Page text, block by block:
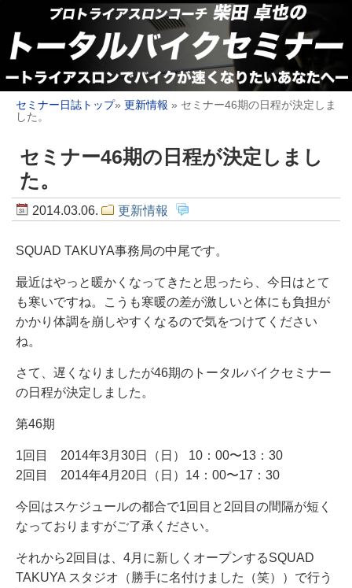
セミナー日誌トップ» 更新情報 » セミナー46期の日程が決定しま
した。
セミナー46期の日程が決定しまし
た。
2014.03.06. 更新情報
SQUAD TAKUYA事務局の中尾です。
最近はやっと暖かくなってきたと思ったら、今日はとて
も寒いですね。こうも寒暖の差が激しいと体にも負担が
かかり体調を崩しやすくなるので気をつけてください
ね。
さて、遅くなりましたが46期のトータルバイクセミナー
の日程が決定しました。
第46期
1回目 2014年3月30日（日） 10：00〜13：30
2回目 2014年4月20日（日）14：00〜17：30
今回はスケジュールの都合で1回目と2回目の間隔が短く
なっておりますがご了承ください。
それから2回目は、4月に新しくオープンするSQUAD
TAKUYA スタジオ（勝手に名付けました（笑））で行う